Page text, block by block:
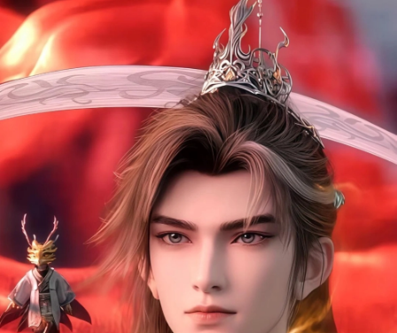
Đang mởhttps://manhua.edu.vn/thach-tu-lang